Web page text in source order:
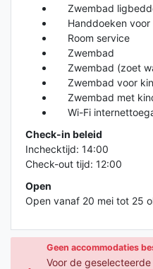
Zwembad
Handdoeken voor
Room service
Zwembad
Zwembad (zoet
Zwembad voor
Zwembad met
Wi-Fi
Check-in beleid
Inchecktijd: 14:00
Check-out tijd: 12:00
Open
Open vanaf 20 mei tot 25
Geen accommodaties
Voor de